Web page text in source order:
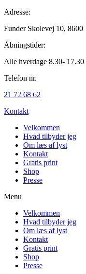
Adresse:
Funder Skolevej 10, 8600
Åbningstider:
Alle hverdage 8.30- 17.30
Telefon nr.
21 72 68 62
Kontakt
Velkommen
Hvad tilbyder jeg
Om læs af lyst
Kontakt
Gratis print
Shop
Presse
Menu
Velkommen
Hvad tilbyder jeg
Om læs af lyst
Kontakt
Gratis print
Shop
Presse